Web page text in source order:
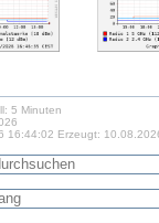
5 Minuten
16:44:02 Erzeugt: